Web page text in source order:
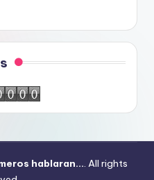
hablaran.... All rights